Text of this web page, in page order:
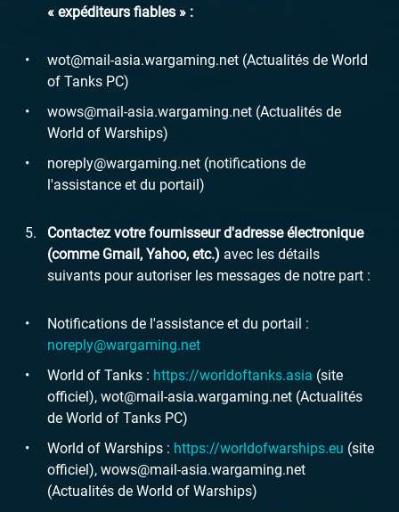
« expéditeurs fiables » :
wot@mail-asia.wargaming.net (Actualités de World
of Tanks PC)
wows@mail-asia.wargaming.net (Actualités de
World of Warships)
noreply@wargaming.net (notifications de
l'assistance et du portail)
Contactez votre fournisseur d'adresse électronique
(comme Gmail, Yahoo, etc.) avec les détails
suivants pour autoriser les messages de notre part :
Notifications de l'assistance et du portail :
noreply@wargaming.net
World of Tanks : https://worldoftanks.asia (site
officiel), wot@mail-asia.wargaming.net (Actualités
de World of Tanks PC)
World of Warships : https://worldofwarships.eu (site
officiel), wows@mail-asia.wargaming.net
(Actualités de World of Warships)